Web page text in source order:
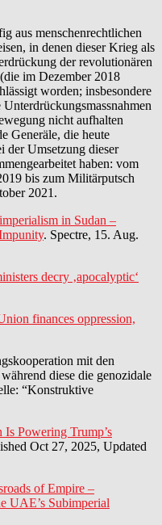
aus menschenrechtlichen
in denen dieser Krieg als
der revolutionären
im Dezember 2018
worden; insbesondere
nicht aufhalten
Generäle, die heute
der Umsetzung dieser
haben: vom
bis zum Militärputsch
2021.
in Sudan –
. Spectre, 15. Aug.
decry ‚apocalyptic‘
finances oppression,
mit den
diese die genozidale
“Konstruktive
Powering Trump’s
Oct 27, 2025, Updated
of Empire –
UAE’s Subimperial